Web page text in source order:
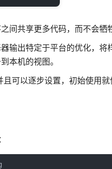
间共享更多代码，而不会牺
输出特定于平台的优化，
本机的视图。
可以逐步设置，初始使用